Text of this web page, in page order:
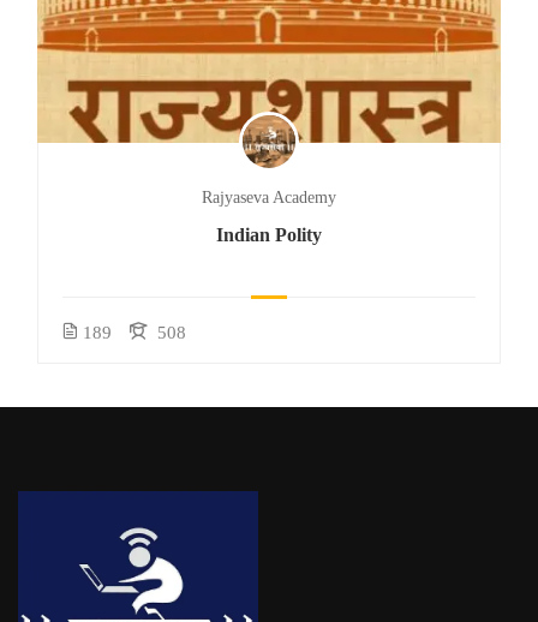
Rajyaseva Academy
Indian Polity
189 508